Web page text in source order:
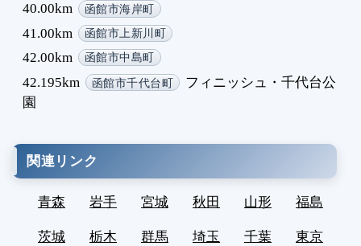
40.00km 函館市海岸町
41.00km 函館市上新川町
42.00km 函館市中島町
42.195km 函館市千代台町
フィニッシュ・千代台公
園
関連リンク
青森 岩手 宮城 秋田 山形 福島
茨城 栃木 群馬 埼玉 千葉 東京